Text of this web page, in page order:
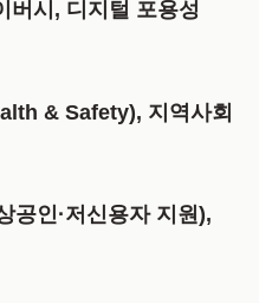
버시, 디지털 포용성
& Safety), 지역사회
공인·저신용자 지원),